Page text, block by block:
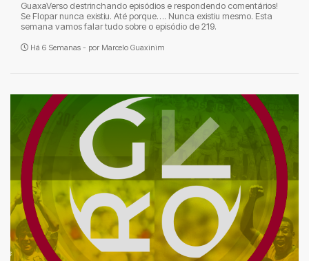
GuaxaVerso destrinchando episódios e respondendo comentários!
Se Flopar nunca existiu. Até porque…. Nunca existiu mesmo. Esta
semana vamos falar tudo sobre o episódio de 219.
Há 6 Semanas - por Marcelo Guaxinim